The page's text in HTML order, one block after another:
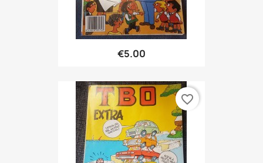
€5.00
favorite_border